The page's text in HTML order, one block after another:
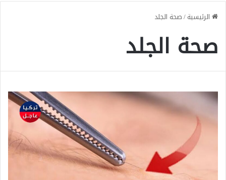
الرئيسية/صحة الجلد
صحة الجلد